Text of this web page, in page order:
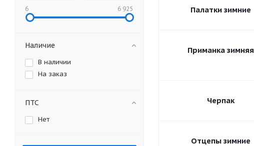
Палатки зимние
Приманка зимняя
Черпак
Отцепы зимние
6 6 925
Наличие
В наличии
На заказ
ПТС
Нет